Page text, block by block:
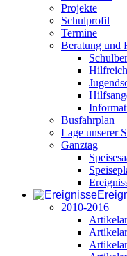
Projekte
Schulprofil
Termine
Beratung und
Busfahrplan
Lage unserer
Ganztag
2010-2016